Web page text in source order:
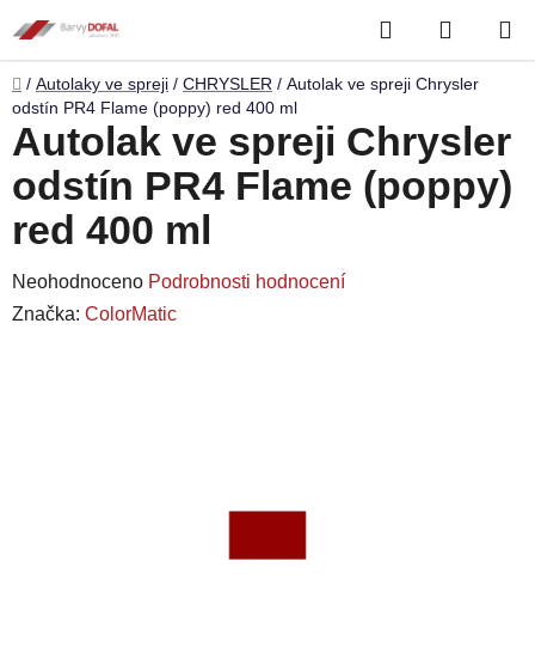
na
obsah
Hledat
KOŠÍK
Domů
/ Autolaky ve spreji / CHRYSLER / Autolak ve spreji Chrysler
odstín PR4 Flame (poppy) red 400 ml
Autolak ve spreji Chrysler
odstín PR4 Flame (poppy)
red 400 ml
Průměrné
hodnocení
Neohodnoceno Podrobnosti hodnocení
Značka: ColorMatic